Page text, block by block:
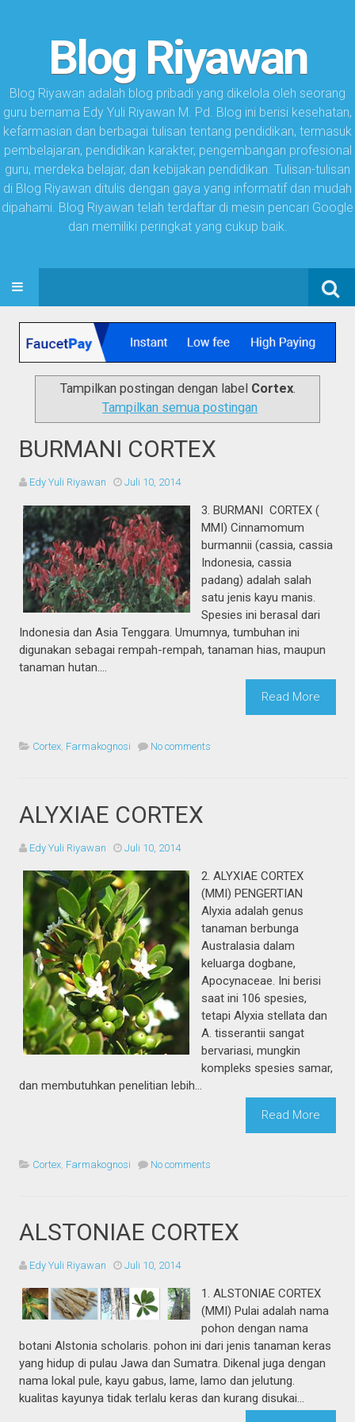
Blog Riyawan
Blog Riyawan adalah blog pribadi yang dikelola oleh seorang
guru bernama Edy Yuli Riyawan M. Pd. Blog ini berisi kesehatan,
kefarmasian dan berbagai tulisan tentang pendidikan, termasuk
pembelajaran, pendidikan karakter, pengembangan profesional
guru, merdeka belajar, dan kebijakan pendidikan. Tulisan-tulisan
di Blog Riyawan ditulis dengan gaya yang informatif dan mudah
dipahami. Blog Riyawan telah terdaftar di mesin pencari Google
dan memiliki peringkat yang cukup baik.
Search
for:
SKIP TO CONTENT
Tampilkan postingan dengan label Cortex.
Tampilkan semua postingan
BURMANI CORTEX
Edy Yuli Riyawan Juli 10, 2014
3. BURMANI CORTEX (
MMI) Cinnamomum
burmannii (cassia, cassia
Indonesia, cassia
padang) adalah salah
satu jenis kayu manis.
Spesies ini berasal dari
Indonesia dan Asia Tenggara. Umumnya, tumbuhan ini
digunakan sebagai rempah-rempah, tanaman hias, maupun
tanaman hutan....
Read More
Cortex, Farmakognosi No comments
ALYXIAE CORTEX
Edy Yuli Riyawan Juli 10, 2014
2. ALYXIAE CORTEX
(MMI) PENGERTIAN
Alyxia adalah genus
tanaman berbunga
Australasia dalam
keluarga dogbane,
Apocynaceae. Ini berisi
saat ini 106 spesies,
tetapi Alyxia stellata dan
A. tisserantii sangat
bervariasi, mungkin
kompleks spesies samar,
dan membutuhkan penelitian lebih...
Read More
Cortex Farmakognosi No comments
ALSTONIAE CORTEX
Edy Yuli Riyawan Juli 10, 2014
1. ALSTONIAE CORTEX
(MMI) Pulai adalah nama
pohon dengan nama
botani Alstonia scholaris. pohon ini dari jenis tanaman keras
yang hidup di pulau Jawa dan Sumatra. Dikenal juga dengan
nama lokal pule, kayu gabus, lame, lamo dan jelutung.
kualitas kayunya tidak terlalu keras dan kurang disukai...